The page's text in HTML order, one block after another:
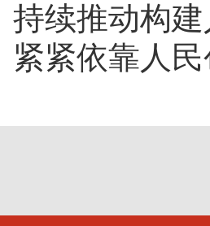
持续推动构
紧紧依靠人